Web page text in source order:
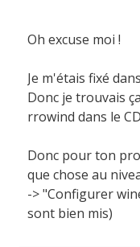
Oh excuse moi !
Je m'étais fixé
Donc je trouvais
rrowind dans le
Donc pour ton
que chose au
-> "Configurer
sont bien mis)